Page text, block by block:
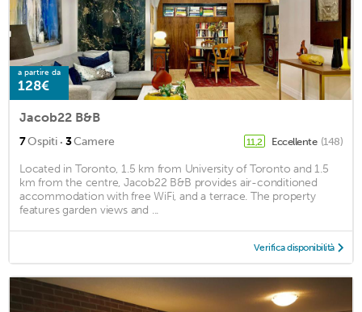
a partire da
128€
Jacob22 B&B
7Ospiti · 3Camere 11,2 Eccellente (148)
Located in Toronto, 1.5 km from University of Toronto and 1.5
km from the centre, Jacob22 B&B provides air-conditioned
accommodation with free WiFi, and a terrace. The property
features garden views and ...
Verifica disponibilità